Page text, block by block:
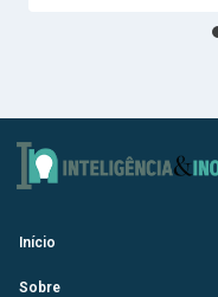
Início
Sobre